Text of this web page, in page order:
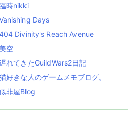
時nikki
Days
Divinity's Reach Avenue
美空
れてきたGuildWars2日記
好きな人のゲームメモブログ。
非屋Blog